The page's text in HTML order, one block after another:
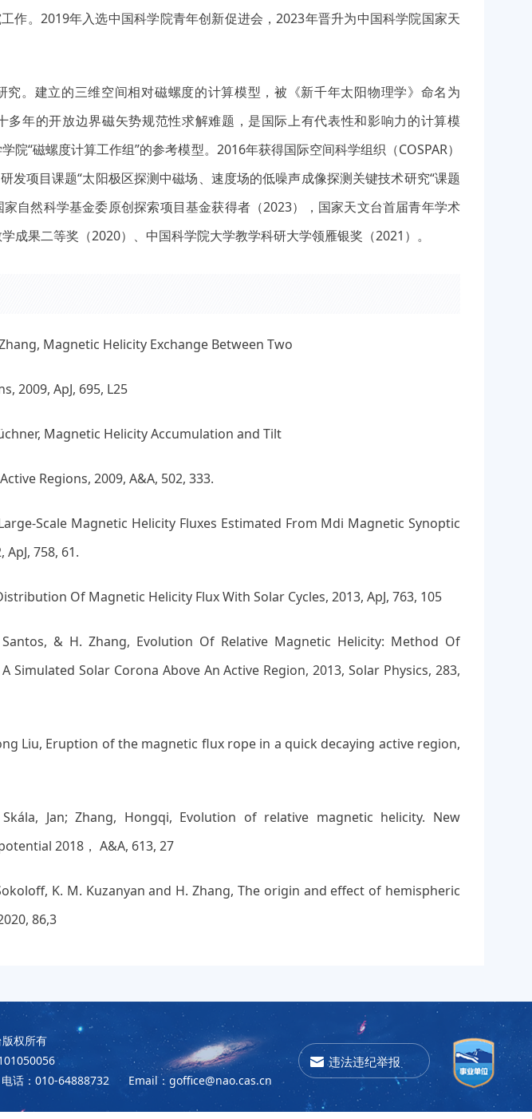
作。2019年入选中国科学院青年创新促进会，2023年晋升为中国科学院国家天
究。建立的三维空间相对磁螺度的计算模型，被《新千年太阳物理学》命名为
多年的开放边界磁矢势规范性求解难题，是国际上有代表性和影响力的计算模
院“磁螺度计算工作组”的参考模型。2016年获得国际空间科学组织（COSPAR）
发项目课题“太阳极区探测中磁场、速度场的低噪声成像探测关键技术研究“课题
自然科学基金委原创探索项目基金获得者（2023），国家天文台首届青年学术
成果二等奖（2020）、中国科学院大学教学科研大学领雁银奖（2021）。
Magnetic Helicity Exchange Between Two
2009, ApJ, 695, L25
Magnetic Helicity Accumulation and Tilt
Regions, 2009, A&A, 502, 333.
Scale Magnetic Helicity Fluxes Estimated From Mdi Magnetic Synoptic
758, 61.
Of Magnetic Helicity Flux With Solar Cycles, 2013, ApJ, 763, 105
Santos, & H. Zhang, Evolution Of Relative Magnetic Helicity: Method Of
Simulated Solar Corona Above An Active Region, 2013, Solar Physics, 283,
Liu, Eruption of the magnetic flux rope in a quick decaying active region,
Jan; Zhang, Hongqi, Evolution of relative magnetic helicity. New
2018， A&A, 613, 27
K. M. Kuzanyan and H. Zhang, The origin and effect of hemispheric
86,3
权所有
电话：010-64888732 Email：goffice@nao.cas.cn
违法违纪举报